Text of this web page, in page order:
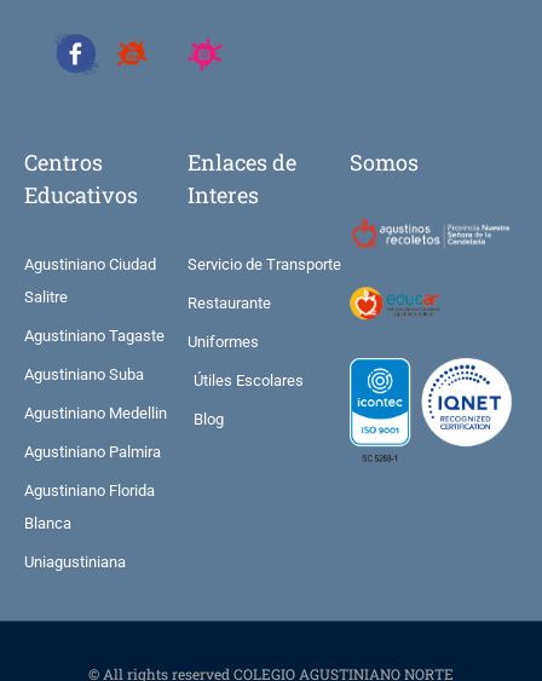
Centros
Educativos
Agustiniano Ciudad
Salitre
Agustiniano Tagaste
Agustiniano Suba
Agustiniano Medellin
Agustiniano Palmira
Agustiniano Florida
Blanca
Uniagustiniana
Enlaces de
Interes
Servicio de Transporte
Restaurante
Uniformes
Útiles Escolares
Blog
Somos
© All rights reserved COLEGIO AGUSTINIANO NORTE